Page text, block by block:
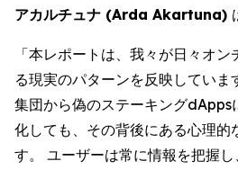
アカルチュナ (Arda Akartuna)
「本レポートは、我々が日々オ
る現実のパターンを反映していま
集団から偽のステーキングdApps
化しても、その背後にある心理的
す。 ユーザーは常に情報を把握